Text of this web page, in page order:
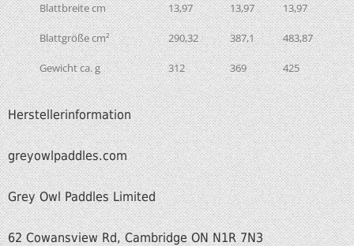
Blattbreite cm 13,97 13,97 13,97
Blattgröße cm² 290,32 387,1 483,87
Gewicht ca. g 312 369 425
Herstellerinformation
greyowlpaddles.com
Grey Owl Paddles Limited
62 Cowansview Rd, Cambridge ON N1R 7N3